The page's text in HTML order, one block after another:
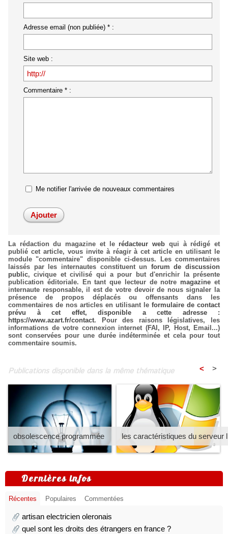
Adresse email (non publiée) * :
Site web :
Commentaire * :
Me notifier l'arrivée de nouveaux commentaires
La rédaction du magazine et le rédacteur web qui à rédigé et
publié cet article, vous invite à réagir à cet article en utilisant le
module "commentaire" disponible ci-dessus. Les commentaires
laissés par les internautes constituent un forum de discussion
public, civique et civilisé qui a pour but d'enrichir la présente
publication éditoriale. En tant que lecteur de notre magazine et
internaute responsable, il est de votre devoir de nous signaler la
présence de propos déplacés ou offensants dans les
commentaires de nos articles en utilisant le formulaire de contact
prévu à cet effet, disponible a cette adresse :
https://www.azart.fr/contact. Pour des raisons législatives, les
informations de votre connexion internet (FAI, IP, Host, Email...)
sont conservées pour une durée indéterminée et cela pour tout
commentaire soumis.
Publications disponible dans la même thématique < >
obsolescence programmée les caractéristiques du serveur
Dernières infos
Récentes Populaires Commentées
artisan electricien oleronais
quel sont les droits des étrangers en france ?